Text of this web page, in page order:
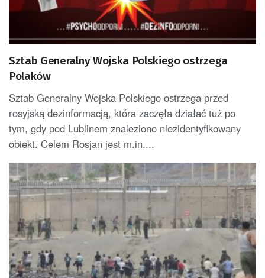
Sztab Generalny Wojska Polskiego ostrzega
Polaków
Sztab Generalny Wojska Polskiego ostrzega przed
rosyjską dezinformacją, która zaczęła działać tuż po
tym, gdy pod Lublinem znaleziono niezidentyfikowany
obiekt. Celem Rosjan jest m.in....